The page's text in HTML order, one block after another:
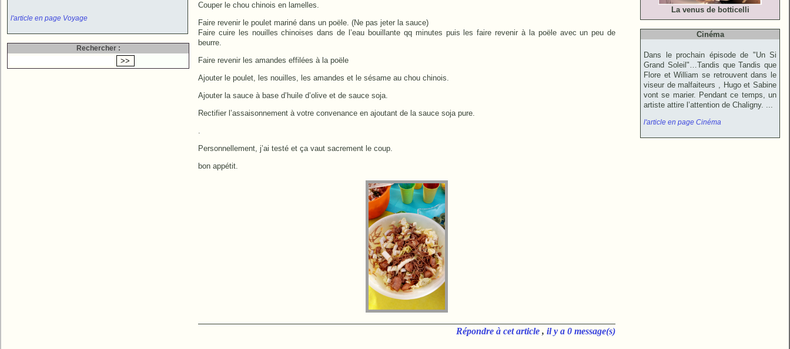
l'article en page Voyage
Rechercher :
La venus de botticelli
Cinéma
Dans le prochain épisode de "Un Si
Grand Soleil"…Tandis que Tandis que
Flore et William se retrouvent dans le
viseur de malfaiteurs , Hugo et Sabine
vont se marier. Pendant ce temps, un
artiste attire l’attention de Chaligny. ...
l'article en page Cinéma
Couper le chou chinois en lamelles.
Faire revenir le poulet mariné dans un poële. (Ne pas jeter la sauce)
Faire cuire les nouilles chinoises dans de l’eau bouillante qq minutes puis les faire revenir à la poële avec un peu de
beurre.
Faire revenir les amandes effilées à la poële
Ajouter le poulet, les nouilles, les amandes et le sésame au chou chinois.
Ajouter la sauce à base d’huile d’olive et de sauce soja.
Rectifier l’assaisonnement à votre convenance en ajoutant de la sauce soja pure.
.
Personnellement, j’ai testé et ça vaut sacrement le coup.
bon appétit.
Répondre à cet article,il y a 0 message(s)